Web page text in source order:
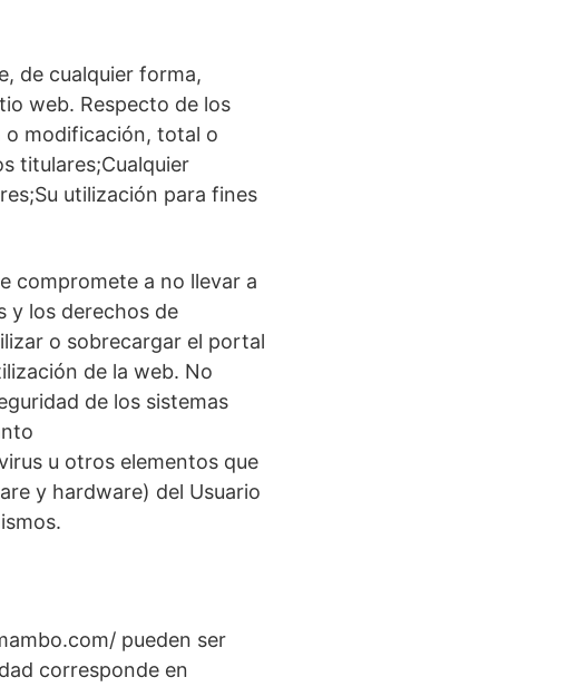
de cualquier forma,
web. Respecto de los
o modificación, total o
titulares;Cualquier
utilización para fines
compromete a no llevar a
y los derechos de
o sobrecargar el portal
de la web. No
de los sistemas
u otros elementos que
y hardware) del Usuario
pueden ser
corresponde en